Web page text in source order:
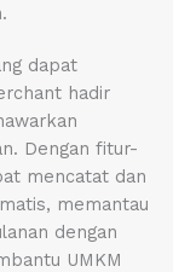
dapat
hadir
Dengan fitur-
mencatat dan
memantau
dengan
UMKM